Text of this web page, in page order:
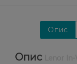
Опис
Опис